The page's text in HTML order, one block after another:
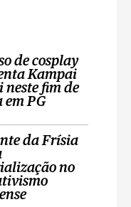
de cosplay
Kampai
neste fim de
em PG
da Frísia
no